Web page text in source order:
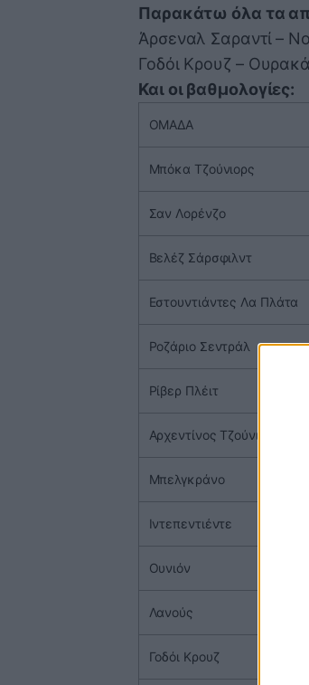
Παρακάτω όλα τα
Άρσεναλ Σαραντί –
Γοδόι Κρουζ –
Και οι βαθμολογίες:
ΟΜΑΔΑ
Μπόκα Τζούνιορς
Σαν Λορένζο
Βελέζ Σάρσφιλντ
Εστουντιάντες Λα Πλάτα
Ροζάριο Σεντράλ
Ρίβερ Πλέιτ
Αρχεντίνος Τζούνιορς
Μπελγκράνο
Ιντεπεντιέντε
Ουνιόν
Λανούς
Γοδόι Κρουζ